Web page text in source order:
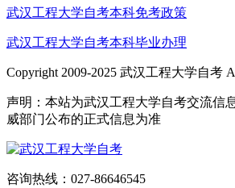
武汉工程大学自考本科免考政策
武汉工程大学自考本科毕业办理
Copyright 2009-2025 武汉工程大学自考
声明：本站为武汉工程大学自考交流信
威部门公布的正式信息为准
咨询热线：027-86646545